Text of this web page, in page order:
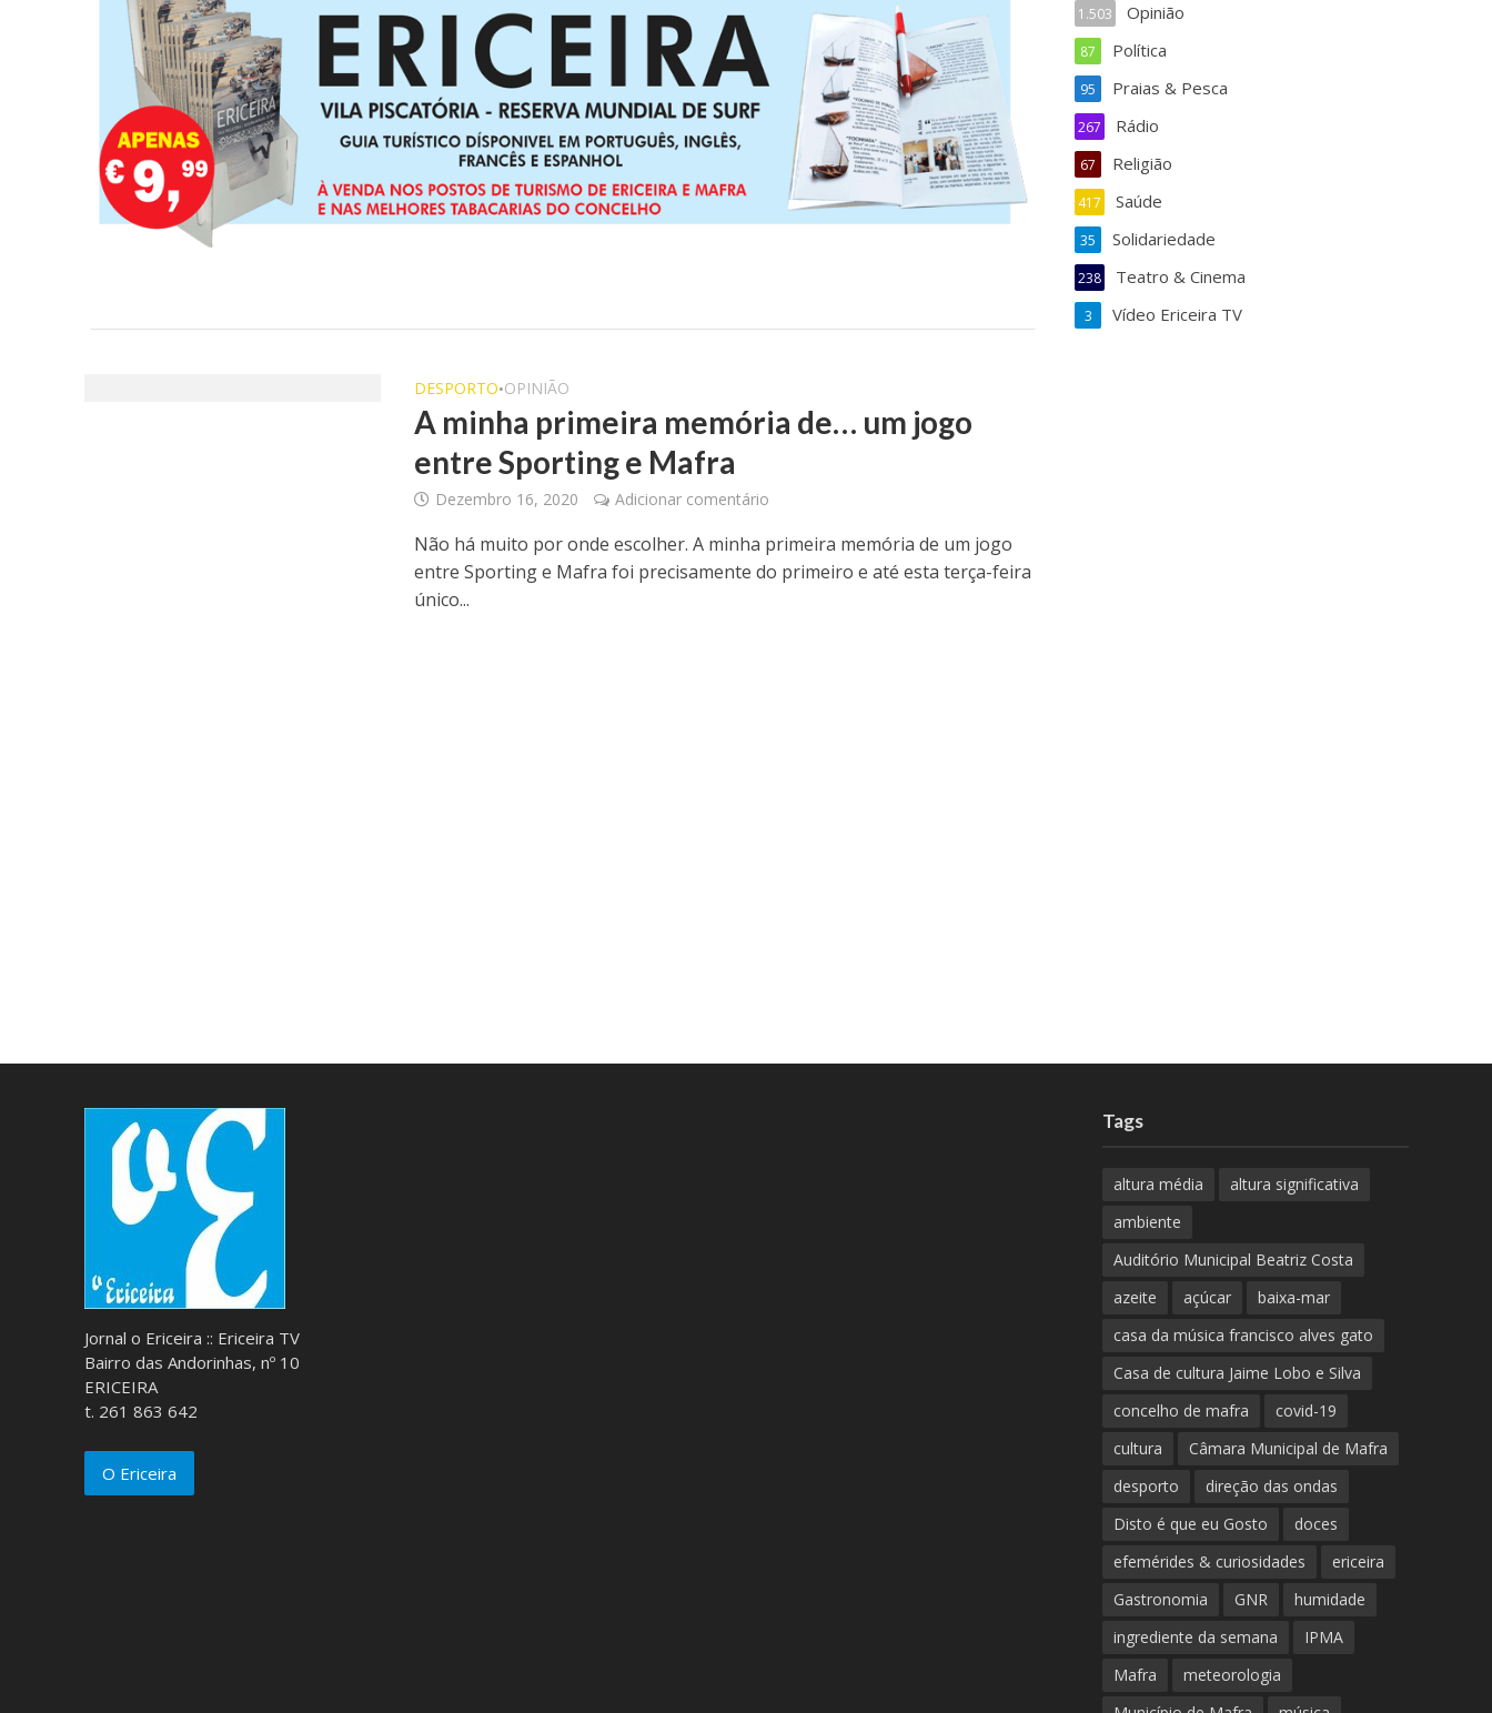
DESPORTO•OPINIÃO
A minha primeira memória de… um jogo
entre Sporting e Mafra
Dezembro 16, 2020 Adicionar comentário
Não há muito por onde escolher. A minha primeira memória de um jogo
entre Sporting e Mafra foi precisamente do primeiro e até esta terça-feira
único...
Opinião
1.503
Política
87
Praias & Pesca
95
Rádio
267
Religião
67
Saúde
417
Solidariedade
35
Teatro & Cinema
238
Vídeo Ericeira TV
3
Jornal o Ericeira :: Ericeira TV
Bairro das Andorinhas, nº 10
ERICEIRA
t. 261 863 642
O Ericeira
Tags
altura média
altura significativa
ambiente
Auditório Municipal Beatriz Costa
azeite
açúcar
baixa-mar
casa da música francisco alves gato
Casa de cultura Jaime Lobo e Silva
concelho de mafra
covid-19
cultura
Câmara Municipal de Mafra
desporto
direção das ondas
Disto é que eu Gosto
doces
efemérides & curiosidades
ericeira
Gastronomia
GNR
humidade
ingrediente da semana
IPMA
Mafra
meteorologia